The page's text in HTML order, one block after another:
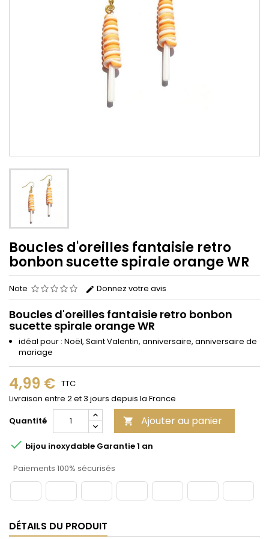
Boucles d'oreilles fantaisie retro
bonbon sucette spirale orange WR
Note Donnez votre avis
Boucles d'oreilles fantaisie retro bonbon
sucette spirale orange WR
idéal pour : Noël, Saint Valentin, anniversaire, anniversaire de
mariage
4,99 € TTC
Livraison entre 2 et 3 jours depuis la France
Quantité
 Ajouter au panier
 bijou inoxydable Garantie 1 an
Paiements 100% sécurisés
DÉTAILS DU PRODUIT